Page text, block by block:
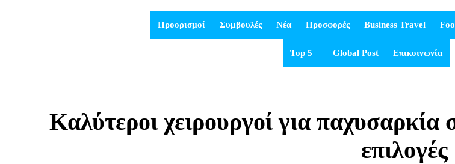
Προορισμοί Συμβουλές Νέα Προσφορές Business Travel
Top 5 Global Post Επικοινωνία
Καλύτεροι χειρουργοί για
επιλογές